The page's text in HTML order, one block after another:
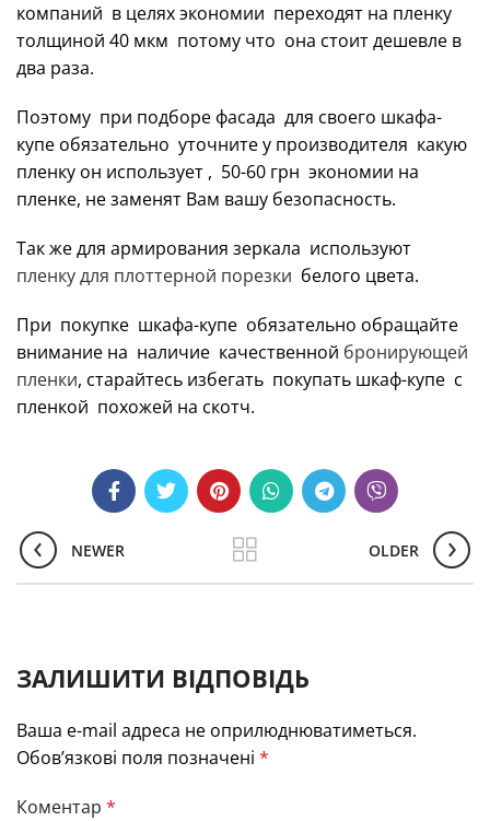
компаний в целях экономии переходят на пленку
толщиной 40 мкм потому что она стоит дешевле в
два раза.
Поэтому при подборе фасада для своего шкафа-
купе обязательно уточните у производителя какую
пленку он использует , 50-60 грн экономии на
пленке, не заменят Вам вашу безопасность.
Так же для армирования зеркала используют
пленку для плоттерной порезки белого цвета.
При покупке шкафа-купе обязательно обращайте
внимание на наличие качественной бронирующей
пленки, старайтесь избегать покупать шкаф-купе с
пленкой похожей на скотч.
NEWER OLDER
ЗАЛИШИТИ ВІДПОВІДЬ
Ваша e-mail адреса не оприлюднюватиметься.
Обов’язкові поля позначені *
Коментар *